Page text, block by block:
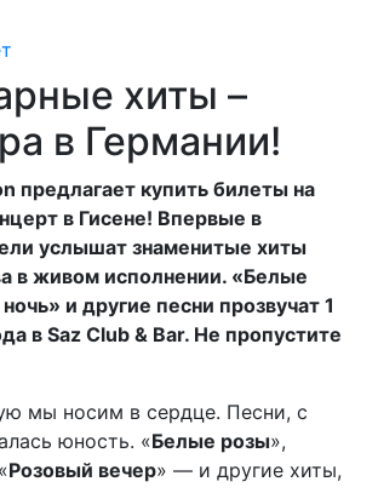
хиты –
в Германии!
предлагает купить билеты на
в Гисене! Впервые в
услышат знаменитые хиты
в живом исполнении. «Белые
и другие песни прозвучат 1
в Saz Club & Bar. Не пропустите
мы носим в сердце. Песни, с
юность. «Белые розы»,
Розовый вечер» — и другие хиты,